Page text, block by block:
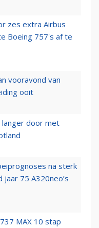
zes extra Airbus
Boeing 757's af te
vooravond van
ooit
langer door met
na sterk
jaar 75 A320neo’s
MAX 10 stap